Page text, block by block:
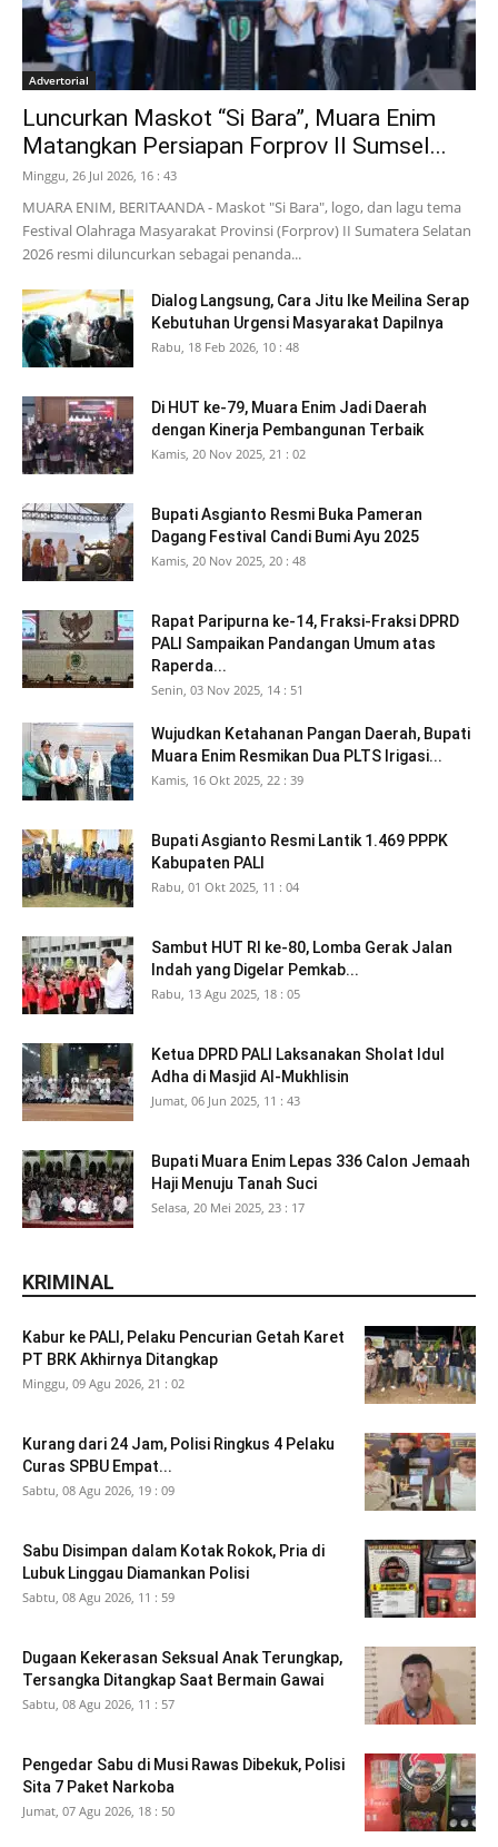
Advertorial
Luncurkan Maskot “Si Bara”, Muara Enim
Matangkan Persiapan Forprov II Sumsel...
Minggu, 26 Jul 2026, 16 : 43
MUARA ENIM, BERITAANDA - Maskot "Si Bara", logo, dan lagu tema
Festival Olahraga Masyarakat Provinsi (Forprov) II Sumatera Selatan
2026 resmi diluncurkan sebagai penanda...
Dialog Langsung, Cara Jitu Ike Meilina Serap
Kebutuhan Urgensi Masyarakat Dapilnya
Rabu, 18 Feb 2026, 10 : 48
Di HUT ke-79, Muara Enim Jadi Daerah
dengan Kinerja Pembangunan Terbaik
Kamis, 20 Nov 2025, 21 : 02
Bupati Asgianto Resmi Buka Pameran
Dagang Festival Candi Bumi Ayu 2025
Kamis, 20 Nov 2025, 20 : 48
Rapat Paripurna ke-14, Fraksi-Fraksi DPRD
PALI Sampaikan Pandangan Umum atas
Raperda...
Senin, 03 Nov 2025, 14 : 51
Wujudkan Ketahanan Pangan Daerah, Bupati
Muara Enim Resmikan Dua PLTS Irigasi...
Kamis, 16 Okt 2025, 22 : 39
Bupati Asgianto Resmi Lantik 1.469 PPPK
Kabupaten PALI
Rabu, 01 Okt 2025, 11 : 04
Sambut HUT RI ke-80, Lomba Gerak Jalan
Indah yang Digelar Pemkab...
Rabu, 13 Agu 2025, 18 : 05
Ketua DPRD PALI Laksanakan Sholat Idul
Adha di Masjid Al-Mukhlisin
Jumat, 06 Jun 2025, 11 : 43
Bupati Muara Enim Lepas 336 Calon Jemaah
Haji Menuju Tanah Suci
Selasa, 20 Mei 2025, 23 : 17
KRIMINAL
Kabur ke PALI, Pelaku Pencurian Getah Karet
PT BRK Akhirnya Ditangkap
Minggu, 09 Agu 2026, 21 : 02
Kurang dari 24 Jam, Polisi Ringkus 4 Pelaku
Curas SPBU Empat...
Sabtu, 08 Agu 2026, 19 : 09
Sabu Disimpan dalam Kotak Rokok, Pria di
Lubuk Linggau Diamankan Polisi
Sabtu, 08 Agu 2026, 11 : 59
Dugaan Kekerasan Seksual Anak Terungkap,
Tersangka Ditangkap Saat Bermain Gawai
Sabtu, 08 Agu 2026, 11 : 57
Pengedar Sabu di Musi Rawas Dibekuk, Polisi
Sita 7 Paket Narkoba
Jumat, 07 Agu 2026, 18 : 50